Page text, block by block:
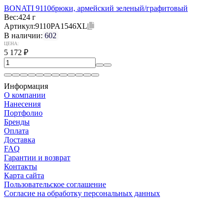
BONATI 9110брюки, армейский зеленый/графитовый
Вес:424 г
Артикул:9110PA1546XL
В наличии: 602
ЦЕНА:
5 172 ₽
Информация
О компании
Нанесения
Портфолио
Бренды
Оплата
Доставка
FAQ
Гарантии и возврат
Контакты
Карта сайта
Пользовательское соглашение
Согласие на обработку персональных данных